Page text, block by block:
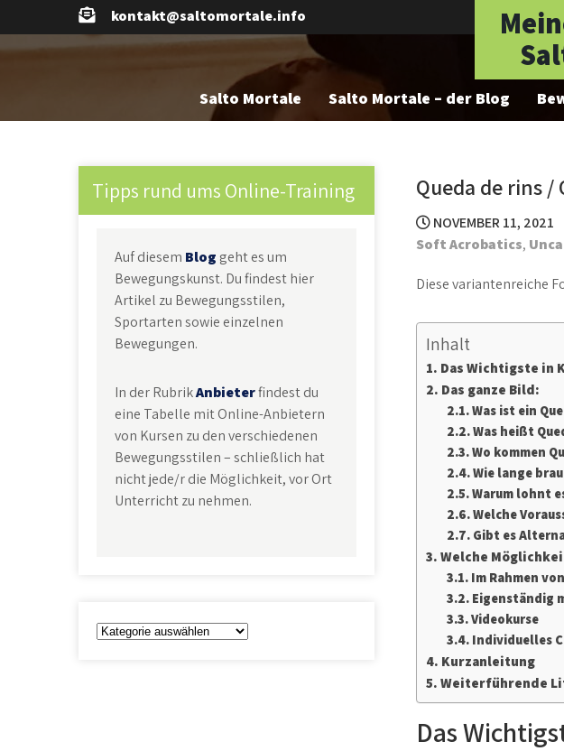
to
content
kontakt@saltomortale.info
Salto Mortale Salto Mortale – der Blog
Queda de rins /
NOVEMBER 11, 2021
Soft Acrobatics,
Diese variantenreiche
Inhalt
Das Wichtigste in
Das ganze Bild:
Was ist ein
Was heißt
Wo kommen
Wie lange
Warum lohnt
Welche
Gibt es
Welche
Im Rahmen
Eigenständig
Videokurse
Individuelles
Kurzanleitung
Weiterführende
Das
Tipps rund ums Online-Training
Auf diesem Blog geht es um
Bewegungskunst. Du findest hier
Artikel zu Bewegungsstilen,
Sportarten sowie einzelnen
Bewegungen.
In der RubrikAnbieterfindest du
eine Tabelle mit Online-Anbietern
von Kursen zu den verschiedenen
Bewegungsstilen – schließlich hat
nicht jede/r die Möglichkeit, vor Ort
Unterricht zu nehmen.
Kategorien